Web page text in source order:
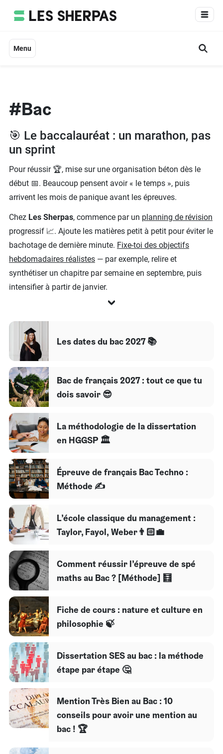
Menu
#Bac
🎯 Le baccalauréat : un marathon, pas
un sprint
Pour réussir 🏆, mise sur une organisation béton dès le
début 📅. Beaucoup pensent avoir « le temps », puis
arrivent les mois de panique avant les épreuves.
Chez Les Sherpas, commence par un planning de révision
progressif 📈. Ajoute les matières petit à petit pour éviter le
bachotage de dernière minute. Fixe-toi des objectifs
hebdomadaires réalistes — par exemple, relire et
synthétiser un chapitre par semaine en septembre, puis
intensifier à partir de janvier.
Les dates du bac 2027 📚​
Bac de français 2027 : tout ce que tu
dois savoir 😎
La méthodologie de la dissertation
en HGGSP 🏛️
Épreuve de français Bac Techno :
Méthode ✍️
L’école classique du management :
Taylor, Fayol, Weber👨🏻‍💼
Comment réussir l’épreuve de spé
maths au Bac ? [Méthode] 🧮
Fiche de cours : nature et culture en
philosophie 🍃
Dissertation SES au bac : la méthode
étape par étape 🤔
Mention Très Bien au Bac : 10
conseils pour avoir une mention au
bac ! 🏆